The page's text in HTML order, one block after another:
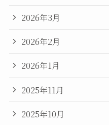
2026年3月
2026年2月
2026年1月
2025年11月
2025年10月